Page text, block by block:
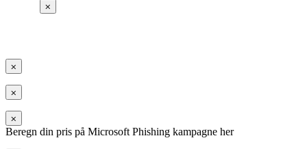
⨉
⨉
⨉
⨉
Beregn din pris på Microsoft Phishing kampagne her